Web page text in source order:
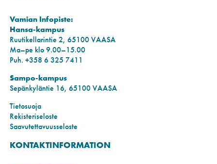
Vamian Infopiste:
Hansa-kampus
Ruutikellarintie 2, 65100 VAASA
Ma–pe klo 9.00–15.00
Puh. +358 6 325 7411
Sampo-kampus
Sepänkyläntie 16, 65100 VAASA
Tietosuoja
Rekisteriseloste
Saavutettavuusseloste
KONTAKTINFORMATION